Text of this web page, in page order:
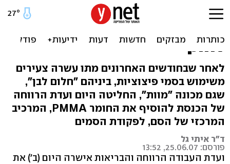
10 צעירים מתו - סם
לחוק
לאחר שבחודשים האחרונים מתו עשרה צעירים
משימוש בסמי פיצוציות, ביניהם "חלום לבן",
שגם מכונה "מוות", החליטה היום ועדת הרווחה
של הכנסת להוסיף את החומר PMMA, המרכיב
המרכזי של הסם, לפקודת הסמים
ד"ר איתי גל
פורסם: 25.06.07, 13:52
ועדת העבודה הרווחה והבריאות אישרה היום (ב') את